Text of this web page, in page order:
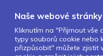
O nás Naše
Naše webové
Kliknutím na "Přijmout vše
typy souborů cookie nebo
přizpůsobit" můžete zjistit